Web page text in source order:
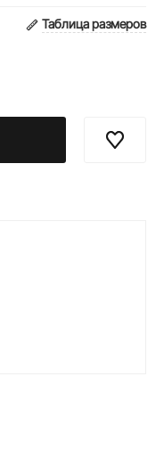
Таблица размеров